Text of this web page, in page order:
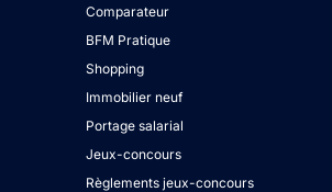
Comparateur
BFM Pratique
Shopping
Immobilier neuf
Portage salarial
Jeux-concours
Règlements jeux-concours